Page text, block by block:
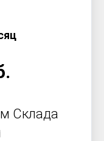
Склада